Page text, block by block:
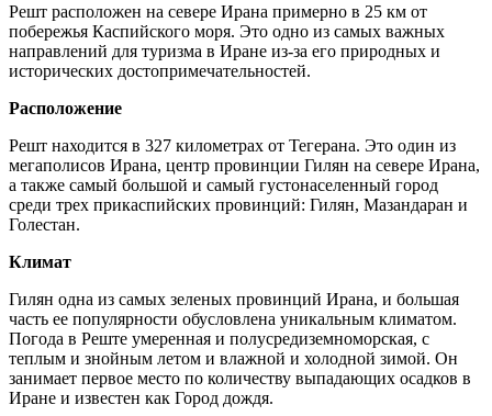
Решт расположен на севере Ирана примерно в 25 км от
побережья Каспийского моря. Это одно из самых важных
направлений для туризма в Иране из-за его природных и
исторических достопримечательностей.
Расположение
Решт находится в 327 километрах от Тегерана. Это один из
мегаполисов Ирана, центр провинции Гилян на севере Ирана,
а также самый большой и самый густонаселенный город
среди трех прикаспийских провинций: Гилян, Мазандаран и
Голестан.
Климат
Гилян одна из самых зеленых провинций Ирана, и большая
часть ее популярности обусловлена уникальным климатом.
Погода в Реште умеренная и полусредиземноморская, с
теплым и знойным летом и влажной и холодной зимой. Он
занимает первое место по количеству выпадающих осадков в
Иране и известен как Город дождя.